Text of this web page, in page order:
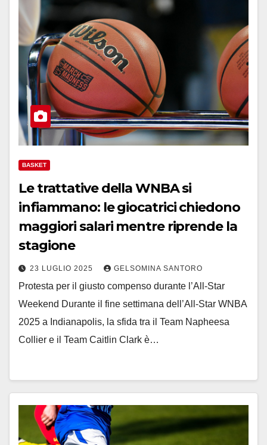
BASKET
Le trattative della WNBA si
infiammano: le giocatrici chiedono
maggiori salari mentre riprende la
stagione
23 LUGLIO 2025 GELSOMINA SANTORO
Protesta per il giusto compenso durante l’All-Star
Weekend Durante il fine settimana dell’All-Star WNBA
2025 a Indianapolis, la sfida tra il Team Napheesa
Collier e il Team Caitlin Clark è…